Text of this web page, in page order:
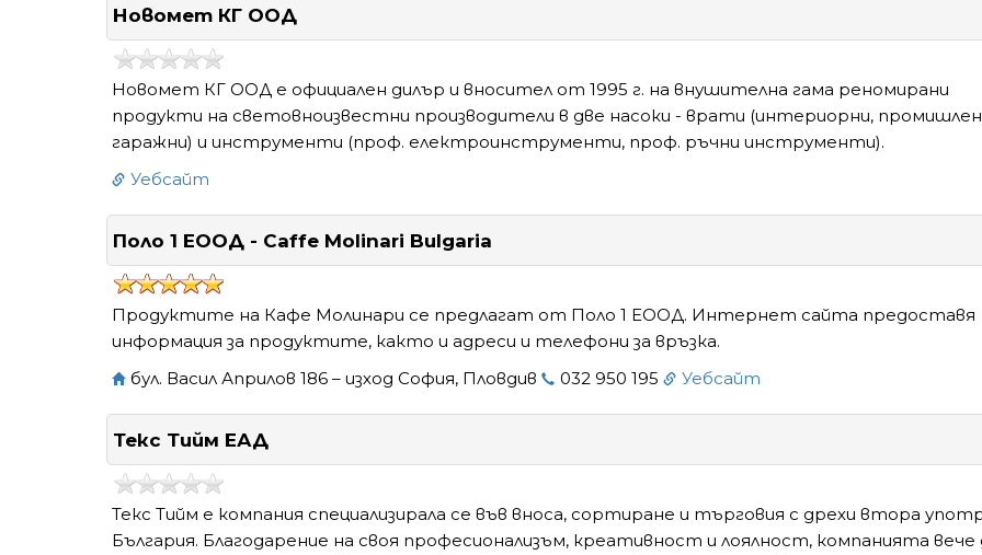
Новомет КГ ООД
Новомет КГ ООД е официален дилър и вносител от 1995 г. на внушителна гама реномирани
продукти на световноизвестни производители в две насоки - врати (интериорни,
гаражни) и инструменти (проф. електроинструменти, проф. ръчни инструменти).
Уебсайт
Поло 1 ЕООД - Caffe Molinari Bulgaria
Продуктите на Кафе Молинари се предлагат от Поло 1 ЕООД. Интернет сайта предоставя
информация за продуктите, както и адреси и телефони за връзка.
бул. Васил Априлов 186 – изход София, Пловдив
032 950 195 Уебсайт
Текс Тийм ЕАД
Текс Тийм е компания специализирала се във вноса, сортиране и търговия с дрехи втора
България. Благодарение на своя професионализъм, креативност и лоялност, компанията вече